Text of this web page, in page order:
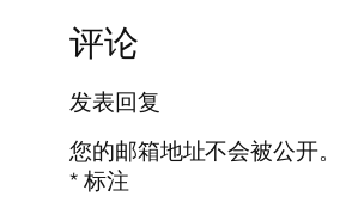
评论
发表回复
您的邮箱地址不会被公开。
*标注